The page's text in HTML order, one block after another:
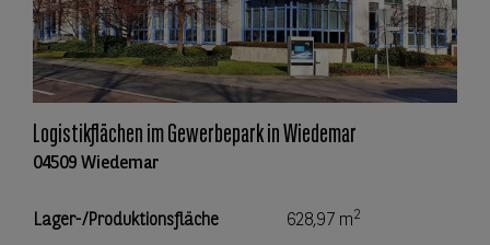
Logistikflächen im Gewerbepark in Wiedemar
04509 Wiedemar
Lager-/Produktionsfläche 628,97 m2